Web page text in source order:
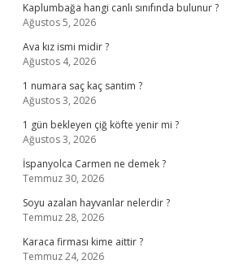
Kaplumbağa hangi canlı sınıfında bulunur ?
Ağustos 5, 2026
Ava kız ismi midir ?
Ağustos 4, 2026
1 numara saç kaç santim ?
Ağustos 3, 2026
1 gün bekleyen çiğ köfte yenir mi ?
Ağustos 3, 2026
İspanyolca Carmen ne demek ?
Temmuz 30, 2026
Soyu azalan hayvanlar nelerdir ?
Temmuz 28, 2026
Karaca firması kime aittir ?
Temmuz 24, 2026